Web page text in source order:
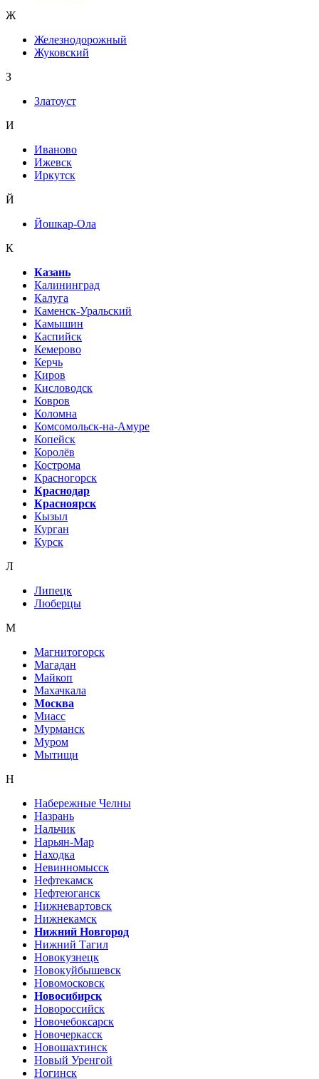
Ж
Железнодорожный
Жуковский
З
Златоуст
И
Иваново
Ижевск
Иркутск
Й
Йошкар-Ола
К
Казань
Калининград
Калуга
Каменск-Уральский
Камышин
Каспийск
Кемерово
Керчь
Киров
Кисловодск
Ковров
Коломна
Комсомольск-на-Амуре
Копейск
Королёв
Кострома
Красногорск
Краснодар
Красноярск
Кызыл
Курган
Курск
Л
Липецк
Люберцы
М
Магнитогорск
Магадан
Майкоп
Махачкала
Москва
Миасс
Мурманск
Муром
Мытищи
Н
Набережные Челны
Назрань
Нальчик
Нарьян-Мар
Находка
Невинномысск
Нефтекамск
Нефтеюганск
Нижневартовск
Нижнекамск
Нижний Новгород
Нижний Тагил
Новокузнецк
Новокуйбышевск
Новомосковск
Новосибирск
Новороссийск
Новочебоксарск
Новочеркасск
Новошахтинск
Новый Уренгой
Ногинск